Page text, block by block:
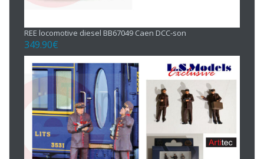
REE locomotive diesel BB67049 Caen DCC-son
349.90€